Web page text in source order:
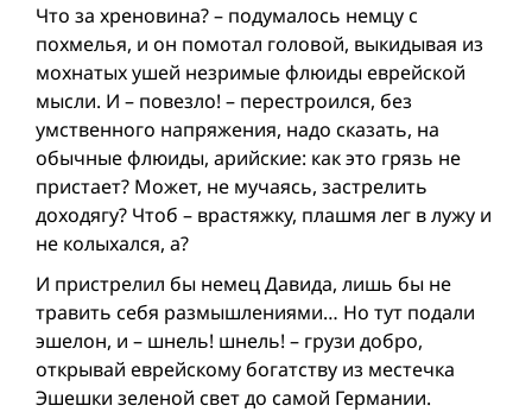
Что за хреновина? – подумалось немцу с
похмелья, и он помотал головой, выкидывая из
мохнатых ушей незримые флюиды еврейской
мысли. И – повезло! – перестроился, без
умственного напряжения, надо сказать, на
обычные флюиды, арийские: как это грязь не
пристает? Может, не мучаясь, застрелить
доходягу? Чтоб – врастяжку, плашмя лег в лужу и
не колыхался, а?
И пристрелил бы немец Давида, лишь бы не
травить себя размышлениями… Но тут подали
эшелон, и – шнель! шнель! – грузи добро,
открывай еврейскому богатству из местечка
Эшешки зеленой свет до самой Германии.